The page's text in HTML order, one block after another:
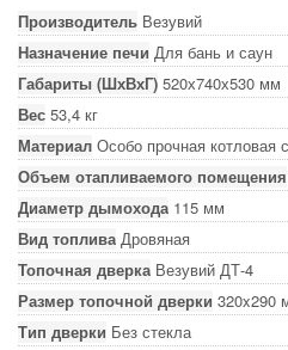
Производитель Везувий
Назначение печи Для бань и саун
Габариты (ШхВхГ) 520х740х530 мм
Вес 53,4 кг
Материал Особо прочная котловая
Объем отапливаемого помещения
Диаметр дымохода 115 мм
Вид топлива Дровяная
Топочная дверка Везувий ДТ-4
Размер топочной дверки 320x290
Тип дверки Без стекла